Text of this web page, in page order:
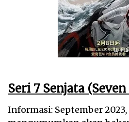
Seri 7 Senjata
Informasi: September